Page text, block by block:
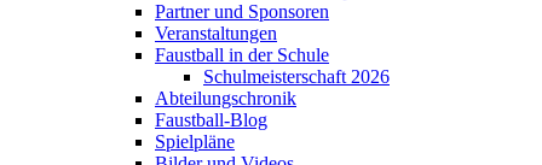
Partner und Sponsoren
Veranstaltungen
Faustball in der Schule
Schulmeisterschaft 2026
Abteilungschronik
Faustball-Blog
Spielpläne